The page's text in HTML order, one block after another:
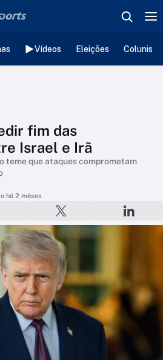
Vídeos Eleições
fim das
Israel e Irã
teme que ataques comprometam
há 2 mêses